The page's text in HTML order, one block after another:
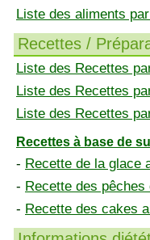
Liste des aliments
Recettes /
Liste des Recettes
Liste des Recettes
Liste des Recettes
Recettes à base de
- Recette de la glace
- Recette des
- Recette des cakes